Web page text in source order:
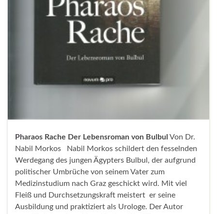
Pharaos Rache Der Lebensroman von Bulbul Von Dr.
Nabil Morkos Nabil Morkos schildert den fesselnden
Werdegang des jungen Ägypters Bulbul, der aufgrund
politischer Umbrüche von seinem Vater zum
Medizinstudium nach Graz geschickt wird. Mit viel
Fleiß und Durchsetzungskraft meistert er seine
Ausbildung und praktiziert als Urologe. Der Autor